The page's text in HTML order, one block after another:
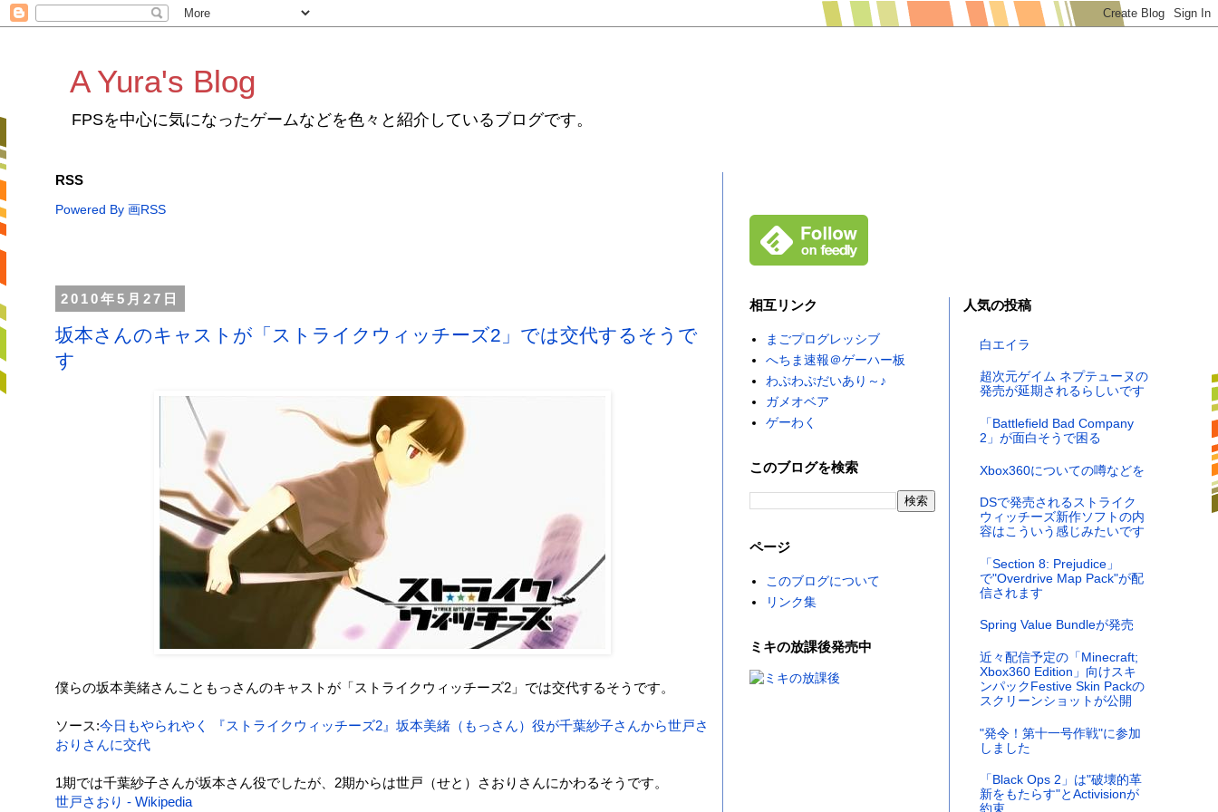
A Yura's Blog
FPSを中心に気になったゲームなどを色々と紹介しているブログです。
RSS
Powered By 画RSS
2010年5月27日
坂本さんのキャストが「ストライクウィッチーズ2」では交代するそうで
す
僕らの坂本美緒さんこともっさんのキャストが「ストライクウィッチーズ2」では交代するそうです。
ソース:今日もやられやく 『ストライクウィッチーズ2』坂本美緒（もっさん）役が千葉紗子さんから世戸さ
おりさんに交代
1期では千葉紗子さんが坂本さん役でしたが、2期からは世戸（せと）さおりさんにかわるそうです。
世戸さおり - Wikipedia
相互リンク
まごプログレッシブ
へちま速報＠ゲーハー板
わぷわぷだいあり～♪
ガメオベア
ゲーわく
このブログを検索
ページ
このブログについて
リンク集
ミキの放課後発売中
人気の投稿
白エイラ
超次元ゲイム ネプテューヌの
発売が延期されるらしいです
「Battlefield Bad Company
2」が面白そうで困る
Xbox360についての噂などを
DSで発売されるストライク
ウィッチーズ新作ソフトの内
容はこういう感じみたいです
「Section 8: Prejudice」
で"Overdrive Map Pack"が配
信されます
Spring Value Bundleが発売
近々配信予定の「Minecraft;
Xbox360 Edition」向けスキ
ンパックFestive Skin Packの
スクリーンショットが公開
"発令！第十一号作戦"に参加
しました
「Black Ops 2」は"破壊的革
新をもたらす"とActivisionが
約束